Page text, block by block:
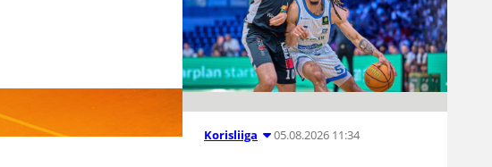
Korisliiga 05.08.2026 11:34